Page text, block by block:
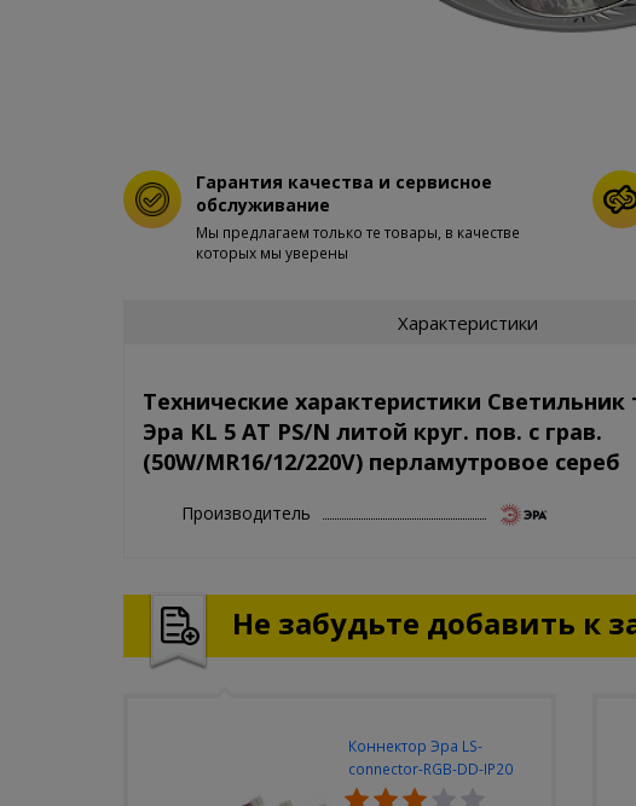
Гарантия качества и сервисное
обслуживание
Мы предлагаем только те товары, в качестве
которых мы уверены
Характеристики
Технические характеристики
Эра KL 5 AT PS/N литой круг. пов. с грав.
(50W/MR16/12/220V) перламутровое сереб
Производитель
Не забудьте добавить к
Коннектор Эра LS-
connector-RGB-DD-IP20
(3шт/уп)